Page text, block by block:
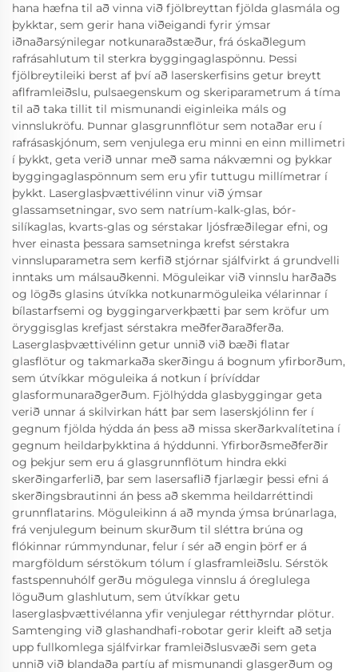
hana hæfna til að vinna við fjölbreyttan fjölda glasmála og
þykktar, sem gerir hana viðeigandi fyrir ýmsar
iðnaðarsýnilegar notkunaraðstæður, frá óskaðlegum
rafrásahlutum til sterkra byggingaglaspönnu. Þessi
fjölbreytileiki berst af því að laserskerfisins getur breytt
aflframleiðslu, pulsaegenskum og skeriparametrum á tíma
til að taka tillit til mismunandi eiginleika máls og
vinnslukröfu. Þunnar glasgrunnflötur sem notaðar eru í
rafrásaskjónum, sem venjulega eru minni en einn millimetri
í þykkt, geta verið unnar með sama nákvæmni og þykkar
byggingaglaspönnum sem eru yfir tuttugu millímetrar í
þykkt. Laserglasþvættivélinn vinur við ýmsar
glassamsetningar, svo sem natríum-kalk-glas, bór-
silíkaglas, kvarts-glas og sérstakar ljósfræðilegar efni, og
hver einasta þessara samsetninga krefst sérstakra
vinnsluparametra sem kerfið stjórnar sjálfvirkt á grundvelli
inntaks um málsauðkenni. Möguleikar við vinnslu harðaðs
og lögðs glasins útvíkka notkunarmöguleika vélarinnar í
bílastarfsemi og byggingarverkþætti þar sem kröfur um
öryggisglas krefjast sérstakra meðferðaraðferða.
Laserglasþvættivélinn getur unnið við bæði flatar
glasflötur og takmarkaða skerðingu á bognum yfirborðum,
sem útvíkkar möguleika á notkun í þrívíddar
glasformunaraðgerðum. Fjölhýdda glasbyggingar geta
verið unnar á skilvirkan hátt þar sem laserskjólinn fer í
gegnum fjölda hýdda án þess að missa skerðarkvalítetina í
gegnum heildarþykktina á hýddunni. Yfirborðsmeðferðir
og þekjur sem eru á glasgrunnflötum hindra ekki
skerðingarferlið, þar sem lasersaflið fjarlægir þessi efni á
skerðingsbrautinni án þess að skemma heildarréttindi
grunnflatarins. Möguleikinn á að mynda ýmsa brúnarlaga,
frá venjulegum beinum skurðum til sléttra brúna og
flókinnar rúmmyndunar, felur í sér að engin þörf er á
margföldum sérstökum tólum í glasframleiðslu. Sérstök
fastspennuhólf gerðu mögulega vinnslu á óreglulega
löguðum glashlutum, sem útvíkkar getu
laserglasþvættivélanna yfir venjulegar rétthyrndar plötur.
Samtenging við glashandhafi-robotar gerir kleift að setja
upp fullkomlega sjálfvirkar framleiðslusvæði sem geta
unnið við blandaða partíu af mismunandi glasgerðum og